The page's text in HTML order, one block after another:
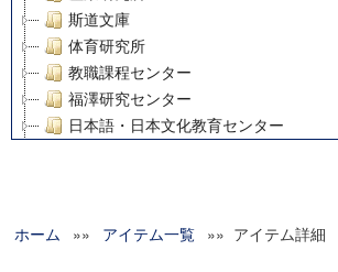
斯道文庫
体育研究所
教職課程センター
福澤研究センター
日本語・日本文化教育センター
グローバルリサーチインスティテュート
ホーム »» アイテム一覧 »» アイテム詳細